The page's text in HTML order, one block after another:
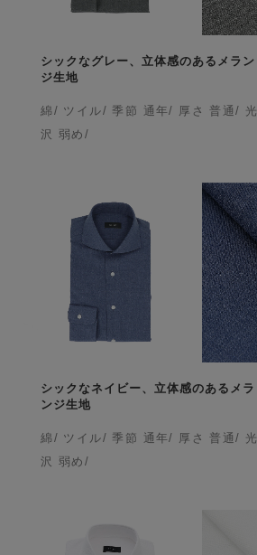
シックなグレー、立体感のあるメラン
ジ生地
綿/ ツイル/ 季節 通年/ 厚さ 普通/ 光
沢 弱め/
シックなネイビー、立体感のあるメラ
ンジ生地
綿/ ツイル/ 季節 通年/ 厚さ 普通/ 光
沢 弱め/